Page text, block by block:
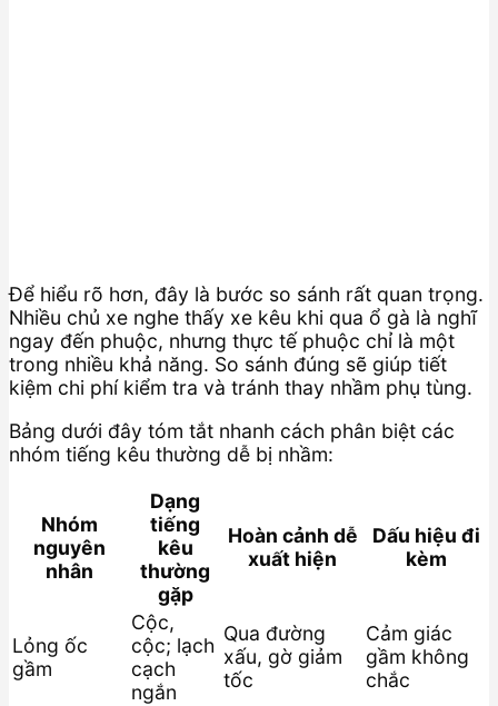
Để hiểu rõ hơn, đây là bước so sánh rất quan trọng.
Nhiều chủ xe nghe thấy xe kêu khi qua ổ gà là nghĩ
ngay đến phuộc, nhưng thực tế phuộc chỉ là một
trong nhiều khả năng. So sánh đúng sẽ giúp tiết
kiệm chi phí kiểm tra và tránh thay nhầm phụ tùng.
Bảng dưới đây tóm tắt nhanh cách phân biệt các
nhóm tiếng kêu thường dễ bị nhầm:
Nhóm
nguyên
nhân
Dạng
tiếng
kêu
thường
gặp
Hoàn cảnh dễ
xuất hiện
Dấu hiệu đi
kèm
Lỏng ốc
gầm
Cộc,
cộc; lạch
cạch
ngắn
Qua đường
xấu, gờ giảm
tốc
Cảm giác
gầm không
chắc